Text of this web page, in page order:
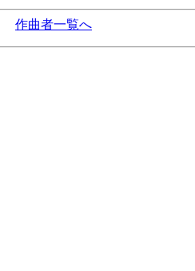
作曲者一覧へ